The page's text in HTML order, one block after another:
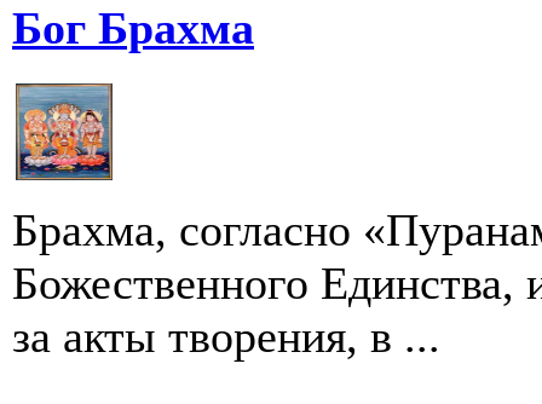
Бог Брахма
Брахма, согласно
Божественного Единства,
за акты творения, в ...